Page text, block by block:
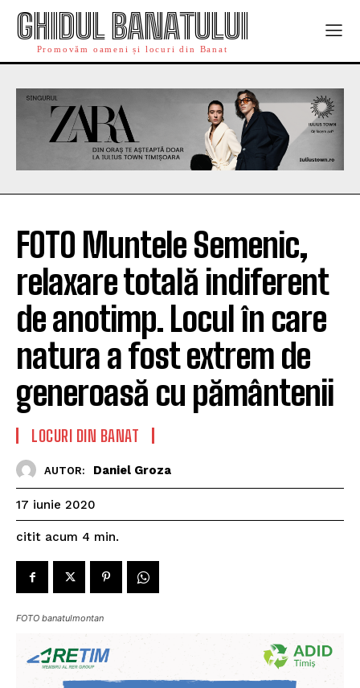
GHIDUL BANATULUI
Promovăm oameni și locuri din Banat
FOTO Muntele Semenic,
relaxare totală indiferent
de anotimp. Locul în care
natura a fost extrem de
generoasă cu pământenii
LOCURI DIN BANAT
AUTOR: Daniel Groza
17 iunie 2020
citit acum 4 min.
FOTO banatulmontan